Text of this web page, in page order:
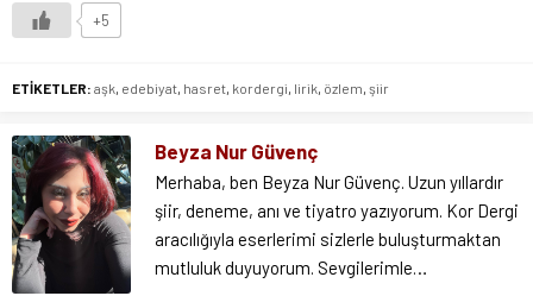
+5
ETİKETLER: aşk edebiyat hasret kordergi lirik özlem şiir
Beyza Nur Güvenç
Merhaba, ben Beyza Nur Güvenç. Uzun yıllardır
şiir, deneme, anı ve tiyatro yazıyorum. Kor Dergi
aracılığıyla eserlerimi sizlerle buluşturmaktan
mutluluk duyuyorum. Sevgilerimle…